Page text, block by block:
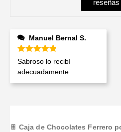
reseñas
Manuel Bernal S.
Valorado en5de 5
Sabroso lo recibí
adecuadamente
🍫Caja de Chocolates Ferrero